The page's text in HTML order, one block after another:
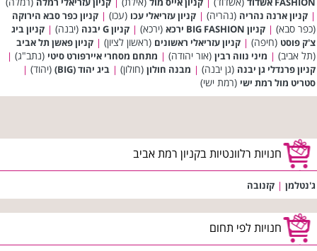
| קניון ארנה נהריה (נהריה) | קניון עזריאלי עכו (עכו) | קניון כפר סבא הירוקה
(כפר סבא) | קניון BIG FASHION ירכא (ירכא) | קניון G יבנה (יבנה) | קניון ביג
צ'ק פוסט (חיפה) | קניון עזריאלי ראשונים (ראשון לציון) | קניון פאשן תל אביב
(תל אביב) | מיני נווה רבין (אור יהודה) | מתחם מסחרי איירפורט סיטי (נתב"ג) |
קניון פרנדלי גן יבנה (גן יבנה) | מבנה חולון (חולון) | ביג יהוד (BIG) (יהוד) |
סטריט מול רמת ישי (רמת ישי)
חנויות רלוונטיות בקניון רמת אביב
ג'נטלמן | קזנובה
חנויות לפי תחום